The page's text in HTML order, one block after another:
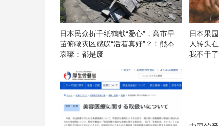
日本民众折千纸鹤献“爱心”，高市早
苗俯瞰灾区感叹“活着真好”？！熊本
哀嚎：都是废
日本果
人转头
我不干